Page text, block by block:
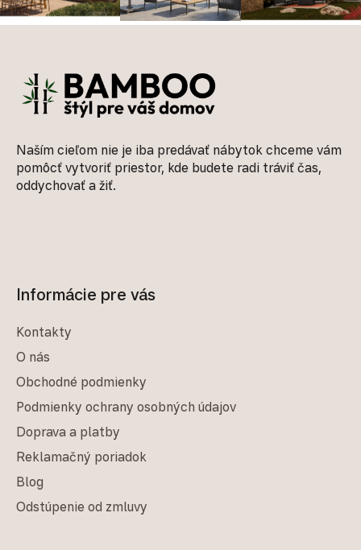
Naším cieľom nie je iba predávať nábytok chceme vám
pomôcť vytvoriť priestor, kde budete radi tráviť čas,
oddychovať a žiť.
Informácie pre vás
Kontakty
O nás
Obchodné podmienky
Podmienky ochrany osobných údajov
Doprava a platby
Reklamačný poriadok
Blog
Odstúpenie od zmluvy